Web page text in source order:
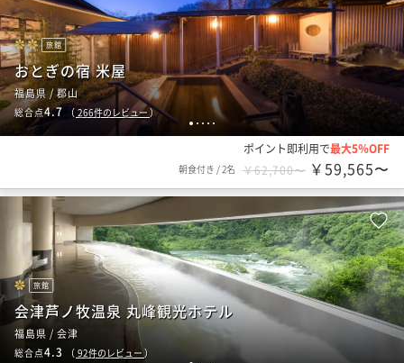
1 2 3 4 5
旅館
おとぎの宿 米屋
福島県 / 郡山
総合点4.7 （ 266件のレビュー ）
ポイント即利用で最大5％OFF
朝食付き /2名 ￥62,700〜 ￥59,565〜
旅館
会津芦ノ牧温泉 丸峰観光ホテル
福島県 / 会津
総合点4.3 （ 92件のレビュー）